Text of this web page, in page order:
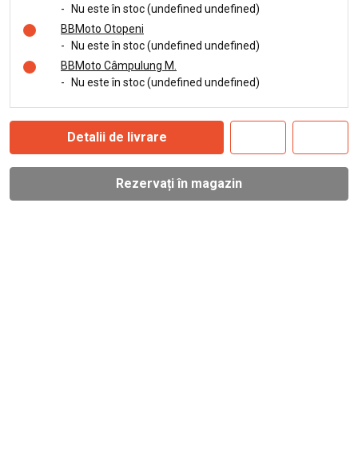
-
Nu este în stoc (undefined undefined)
BBMoto Otopeni
-
Nu este în stoc (undefined undefined)
BBMoto Câmpulung M.
-
Nu este în stoc (undefined undefined)
Detalii de livrare
Rezervați în magazin